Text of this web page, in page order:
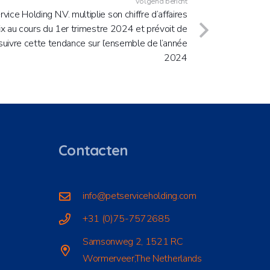
Holding N.V. multiplie son chiffre d’affaires
au cours du 1er trimestre 2024 et prévoit de
cette tendance sur l’ensemble de l’année
2024
Contacten
info@petserviceholding.com
+31 (0)75-7572685
Samsonweg 2, 1521 RC
Wormerveer,The Netherlands